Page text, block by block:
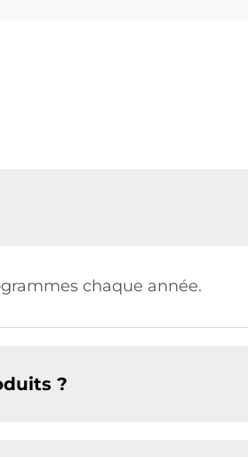
chaque année.
?